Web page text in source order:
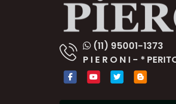
(11) 95001-1373
P I E R O N I - *